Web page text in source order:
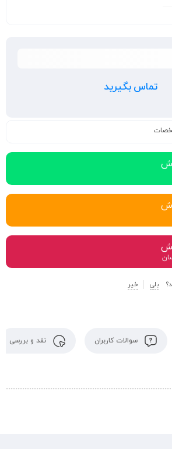
تماس بگیرید
بلی خیر
سوالات کاربران نقد و بررسی